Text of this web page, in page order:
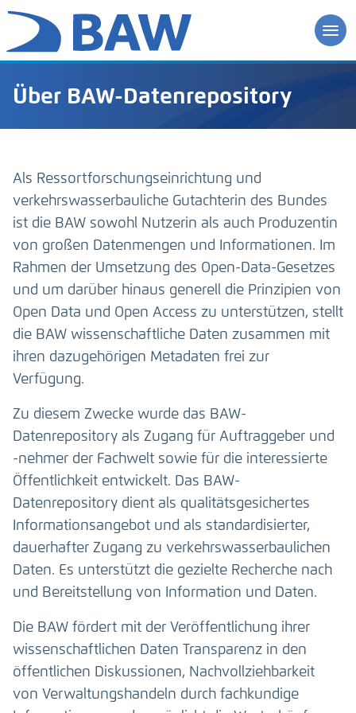
Über BAW-Datenrepository
Als Ressortforschungseinrichtung und
verkehrswasserbauliche Gutachterin des Bundes
ist die BAW sowohl Nutzerin als auch Produzentin
von großen Datenmengen und Informationen. Im
Rahmen der Umsetzung des Open-Data-Gesetzes
und um darüber hinaus generell die Prinzipien von
Open Data und Open Access zu unterstützen, stellt
die BAW wissenschaftliche Daten zusammen mit
ihren dazugehörigen Metadaten frei zur
Verfügung.
Zu diesem Zwecke wurde das BAW-
Datenrepository als Zugang für Auftraggeber und
-nehmer der Fachwelt sowie für die interessierte
Öffentlichkeit entwickelt. Das BAW-
Datenrepository dient als qualitätsgesichertes
Informationsangebot und als standardisierter,
dauerhafter Zugang zu verkehrswasserbaulichen
Daten. Es unterstützt die gezielte Recherche nach
und Bereitstellung von Information und Daten.
Die BAW fördert mit der Veröffentlichung ihrer
wissenschaftlichen Daten Transparenz in den
öffentlichen Diskussionen, Nachvollziehbarkeit
von Verwaltungshandeln durch fachkundige